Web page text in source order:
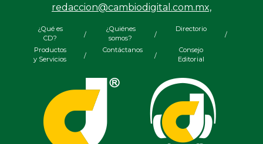
redaccion@cambiodigital.com.mx,
¿Qué es
CD?
/
¿Quiénes
somos?
/
Directorio
/
Productos
y Servicios
/
Contáctanos
/
Consejo
Editorial